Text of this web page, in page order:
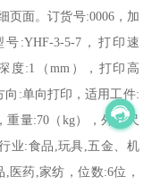
页面。订货号:0006，加
:YHF-3-5-7，打印速
度:1（mm），打印高
向:单向打印，适用工件:
重量:70（kg），外形尺
业:食品,玩具,五金、机
医药,家纺，位数:6位，